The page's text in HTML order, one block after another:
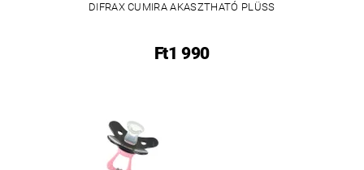
DIFRAX CUMIRA AKASZTHATÓ PLÜSS
Ft1 990